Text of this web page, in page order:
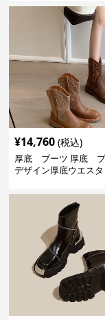
¥14,760 (税込)
厚底 ブーツ 厚底 ブ
デザイン厚底ウエス